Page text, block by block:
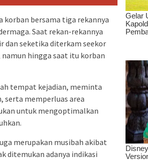
korban bersama tiga rekannya
Saat rekan-rekannya
dan seketika diterkam seekor
namun hingga saat itu korban
tempat kejadian, meminta
serta memperluas area
untuk mengoptimalkan
merupakan musibah akibat
ditemukan adanya indikasi